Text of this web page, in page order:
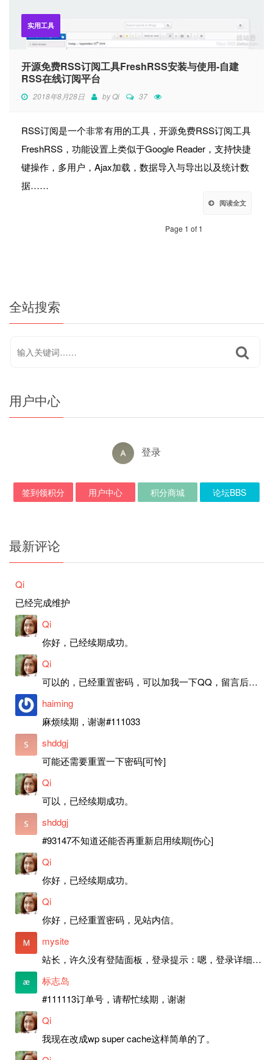
实用工具
开源免费RSS订阅工具FreshRSS安装与使用-自建
RSS在线订阅平台
2018年8月28日 byQi 37
RSS订阅是一个非常有用的工具，开源免费RSS订阅工具
FreshRSS，功能设置上类似于Google Reader，支持快捷
键操作，多用户，Ajax加载，数据导入与导出以及统计数
据……
阅读全文
Page 1 of 1
全站搜索
用户中心
登录
签到领积分 用户中心 积分商城 论坛BBS
最新评论
Qi
已经完成维护
Qi
你好，已经续期成功。
Qi
可以的，已经重置密码，可以加我一下QQ，留言后我就发密码给你。
haiming
麻烦续期，谢谢#111033
shddgj
可能还需要重置一下密码[可怜]
Qi
可以，已经续期成功。
shddgj
#93147不知道还能否再重新启用续期[伤心]
Qi
你好，已经续期成功。
Qi
你好，已经重置密码，见站内信。
mysite
站长，许久没有登陆面板，登录提示：嗯，登录详细信息似乎不正确。请重试。 网站还可以正常使用。如果是密码问题请帮忙重置一下密码。谢谢。订单号：97790，账号：aa20210950。 站长，提交了工单，你回复续期成功，不过我的问题是面部登陆信息有问题，一直是初始密码，现在无法登陆，有时间麻烦排查一下。
标志岛
#111113订单号，请帮忙续期，谢谢
Qi
我现在改成wp super cache这样简单的了。